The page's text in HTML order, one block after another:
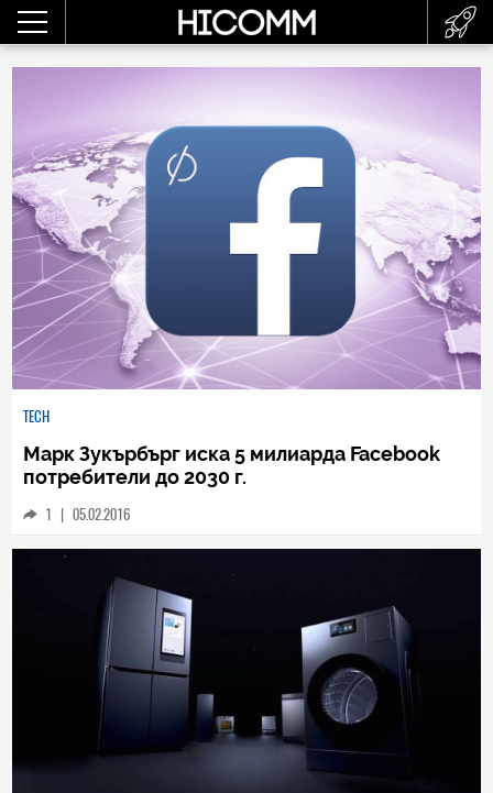
TECH
Марк Зукърбърг иска 5 милиарда Facebook
потребители до 2030 г.
1 | 05.02.2016